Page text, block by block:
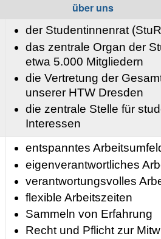
über uns
der Studentinnenrat
das zentrale Organ der
etwa 5.000 Mitgliedern
die Vertretung der
unserer HTW Dresden
die zentrale Stelle für
Interessen
entspanntes
eigenverantwortliches
verantwortungsvolles
flexible Arbeitszeiten
Sammeln von Erfahrung
Recht und Pflicht zur